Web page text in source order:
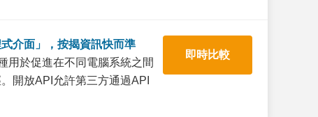
介面」，按揭資訊快而準
用於促進在不同電腦系統之間
開放API允許第三方通過API
即時比較